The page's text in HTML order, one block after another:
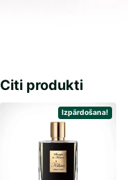
Citi produkti
Izpārdošana!